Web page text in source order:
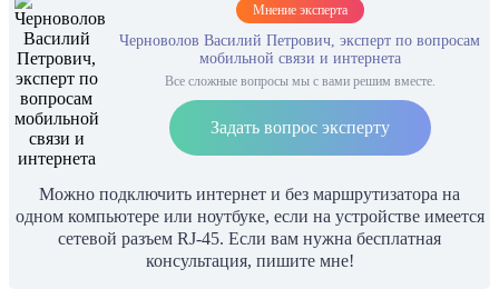
Мнение эксперта
Черноволов Василий Петрович, эксперт по вопросам
мобильной связи и интернета
Все сложные вопросы мы с вами решим вместе.
Задать вопрос эксперту
Можно подключить интернет и без маршрутизатора на
одном компьютере или ноутбуке, если на устройстве имеется
сетевой разъем RJ-45. Если вам нужна бесплатная
консультация, пишите мне!